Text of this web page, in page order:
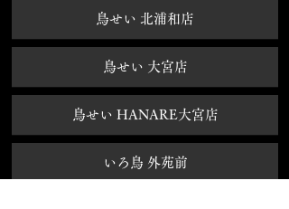
鳥せい 北浦和店
鳥せい 大宮店
鳥せい HANARE大宮店
いろ鳥 外苑前